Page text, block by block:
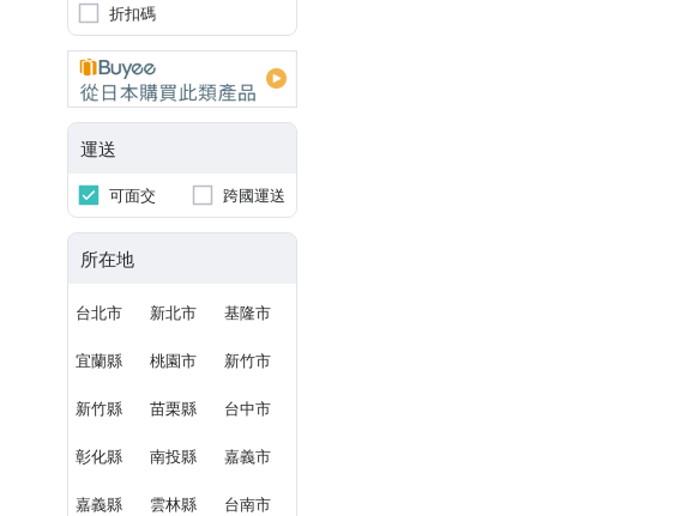
折扣碼
運送
可面交 跨國運送
所在地
台北市 新北市 基隆市
宜蘭縣 桃園市 新竹市
新竹縣 苗栗縣 台中市
彰化縣 南投縣 嘉義市
嘉義縣 雲林縣 台南市